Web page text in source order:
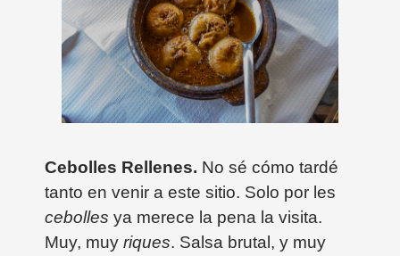
Cebolles Rellenes. No sé cómo tardé
tanto en venir a este sitio. Solo por les
cebolles ya merece la pena la visita.
Muy, muy riques. Salsa brutal, y muy